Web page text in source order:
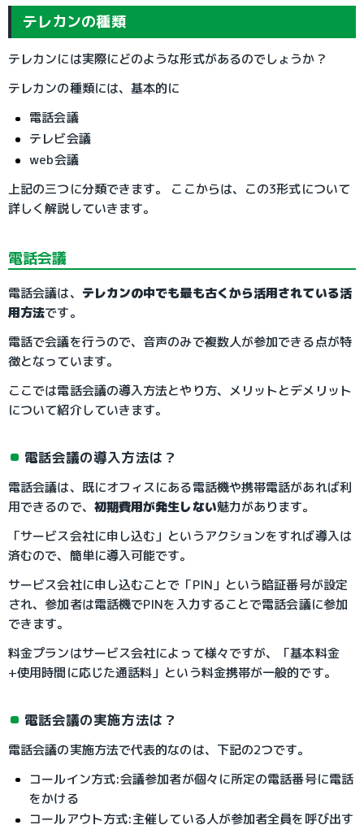
テレカンの種類
テレカンには実際にどのような形式があるのでしょうか？
テレカンの種類には、基本的に
電話会議
テレビ会議
web会議
上記の三つに分類できます。 ここからは、この3形式について
詳しく解説していきます。
電話会議
電話会議は、 テレカンの中でも最も古くから活用されている活
用方法です。
電話で会議を行うので、音声のみで複数人が参加できる点が特
徴となっています。
ここでは電話会議の導入方法とやり方、メリットとデメリット
について紹介していきます。
電話会議の導入方法は？
電話会議は、既にオフィスにある電話機や携帯電話があれば利
用できるので、 初期費用が発生しない魅力があります。
「サービス会社に申し込む」というアクションをすれば導入は
済むので、簡単に導入可能です。
サービス会社に申し込むことで「PIN」という暗証番号が設定
され、参加者は電話機でPINを入力することで電話会議に参加
できます。
料金プランはサービス会社によって様々ですが、「基本料金
+使用時間に応じた通話料」という料金携帯が一般的です。
電話会議の実施方法は？
電話会議の実施方法で代表的なのは、下記の2つです。
コールイン方式:会議参加者が個々に所定の電話番号に電話
をかける
コールアウト方式:主催している人が参加者全員を呼び出す